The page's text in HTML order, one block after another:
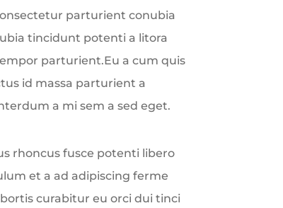
parturient conubia
tincidunt potenti a litora
parturient.Eu a cum quis
id massa parturient a
a mi sem a sed eget.
rhoncus fusce potenti libero
et a ad adipiscing ferme
curabitur eu orci dui tinci